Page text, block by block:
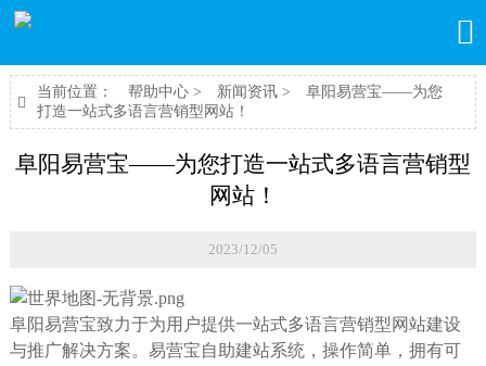


当前位置： 帮助中心> 新闻资讯>
阜阳易营宝——为您
打造一站式多语言营销型网站！
阜阳易营宝——为您打造一站式多语言营销型
网站！
2023/12/05
阜阳易营宝致力于为用户提供一站式多语言营销型网站建设
与推广解决方案。易营宝自助建站系统，操作简单，拥有可